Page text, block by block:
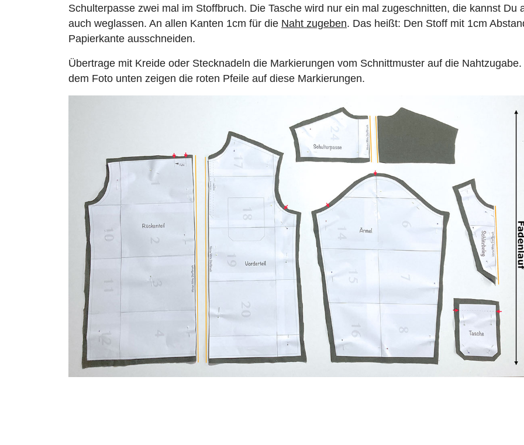
Schulterpasse zwei mal im Stoffbruch. Die Tasche wird nur ein mal zugeschnitten, die kannst Du
auch weglassen. An allen Kanten 1cm für die Naht zugeben. Das heißt: Den Stoff mit 1cm
Papierkante ausschneiden.
Übertrage mit Kreide oder Stecknadeln die Markierungen vom Schnittmuster auf die Nahtzugabe.
dem Foto unten zeigen die roten Pfeile auf diese Markierungen.